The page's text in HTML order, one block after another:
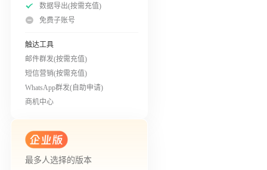
数据导出(按需充值)
免费子账号
触达工具
邮件群发(按需充值)
短信营销(按需充值)
WhatsApp群发(自助申请)
商机中心
最多人选择的版本